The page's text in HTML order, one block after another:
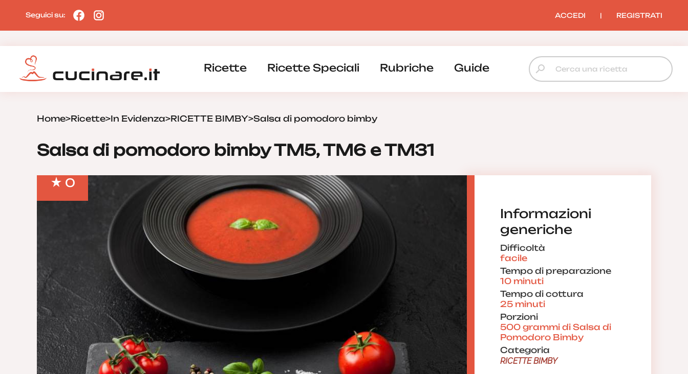
Seguici su: ACCEDI | REGISTRATI
Ricette Ricette Speciali Rubriche Guide
Home>Ricette>In Evidenza>RICETTE BIMBY>Salsa di pomodoro bimby
Salsa di pomodoro bimby TM5, TM6 e TM31
0
Informazioni
generiche
Difficoltà
facile
Tempo di preparazione
10 minuti
Tempo di cottura
25 minuti
Porzioni
500 grammi di Salsa di
Pomodoro Bimby
Categoria
RICETTE BIMBY